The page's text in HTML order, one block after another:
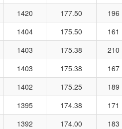
1420 177.50 196
1404 175.50 161
1403 175.38 210
1403 175.38 167
1402 175.25 189
1395 174.38 171
1392 174.00 183